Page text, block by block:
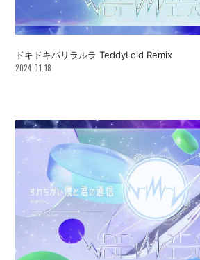
ドキドキパリラルラ TeddyLoid Remix
2024.01.18